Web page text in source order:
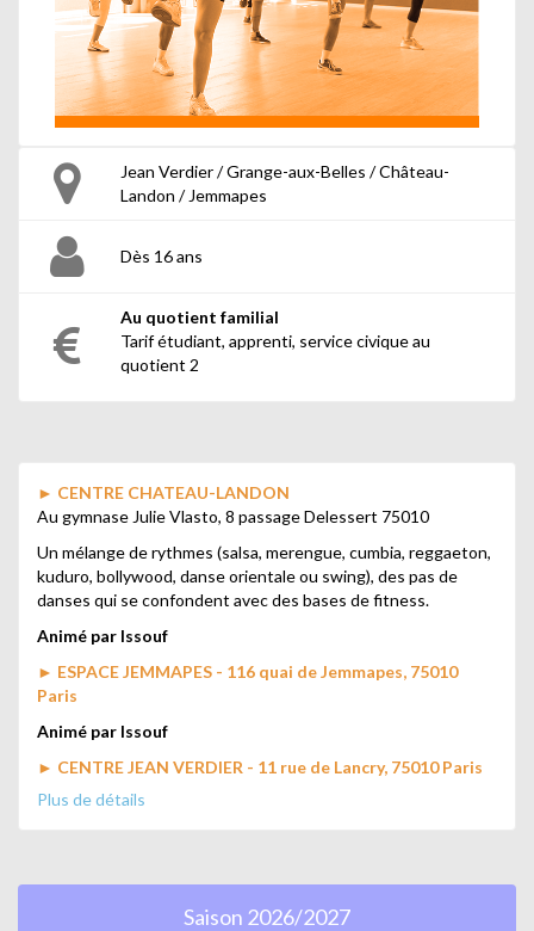
Jean Verdier / Grange-aux-Belles / Château-
Landon / Jemmapes
Dès 16 ans
Au quotient familial
Tarif étudiant, apprenti, service civique au
quotient 2
► CENTRE CHATEAU-LANDON
Au gymnase Julie Vlasto, 8 passage Delessert 75010
Un mélange de rythmes (salsa, merengue, cumbia, reggaeton,
kuduro, bollywood, danse orientale ou swing), des pas de
danses qui se confondent avec des bases de fitness.
Animé par Issouf
► ESPACE JEMMAPES - 116 quai de Jemmapes, 75010
Paris
Animé par Issouf
► CENTRE JEAN VERDIER - 11 rue de Lancry, 75010 Paris
Transpirer en s’amusant. Apprendre des chorégraphies
Plus de détails
Saison 2026/2027